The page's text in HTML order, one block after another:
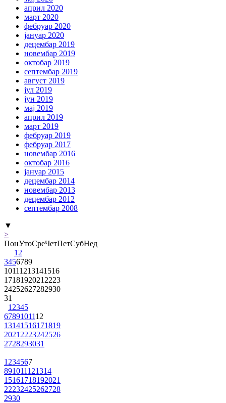
април 2020
март 2020
фебруар 2020
јануар 2020
децембар 2019
новембар 2019
октобар 2019
септембар 2019
август 2019
јул 2019
јун 2019
мај 2019
април 2019
март 2019
фебруар 2019
фебруар 2017
новембар 2016
октобар 2016
јануар 2015
децембар 2014
новембар 2013
децембар 2012
септембар 2008
▼
>
ПонУтоСреЧетПетСубНед
1 2
3456789
10111213141516
1718192021 2223
24252627282930
31
1 2345
6789101112
13141516171819
2021 2223242526
2728293031
1 234567
891011121314
15161718192021
22232425262728
2930